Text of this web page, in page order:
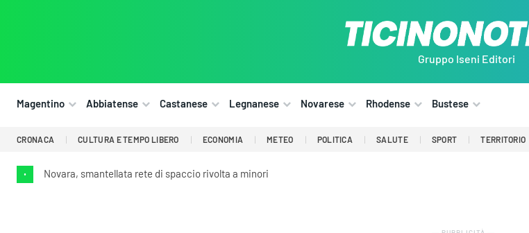
Gruppo Iseni Editori
Magentino Abbiatense Castanese Legnanese Novarese Rhodense Bustese
CRONACA CULTURA E TEMPO LIBERO ECONOMIA METEO POLITICA SALUTE SPORT TERRITORIO
• Novara, smantellata rete di spaccio rivolta a minori